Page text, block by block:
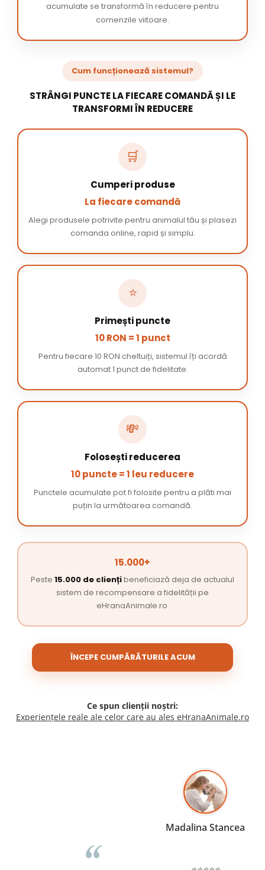
acumulate se transformă în reducere pentru
comenzile viitoare.
Cum funcționează sistemul?
STRÂNGI PUNCTE LA FIECARE COMANDĂ ȘI LE
TRANSFORMI ÎN REDUCERE
🛒
Cumperi produse
La fiecare comandă
Alegi produsele potrivite pentru animalul tău și plasezi
comanda online, rapid și simplu.
⭐
Primești puncte
10 RON = 1 punct
Pentru fiecare 10 RON cheltuiți, sistemul îți acordă
automat 1 punct de fidelitate.
💸
Folosești reducerea
10 puncte = 1 leu reducere
Punctele acumulate pot fi folosite pentru a plăti mai
puțin la următoarea comandă.
15.000+
Peste 15.000 de cliențibeneficiază deja de actualul
sistem de recompensare a fidelității pe
eHranaAnimale.ro.
ÎNCEPE CUMPĂRĂTURILE ACUM
Ce spun clienții noștri:
Experiențele reale ale celor care au ales eHranaAnimale.ro
Madalina Stancea